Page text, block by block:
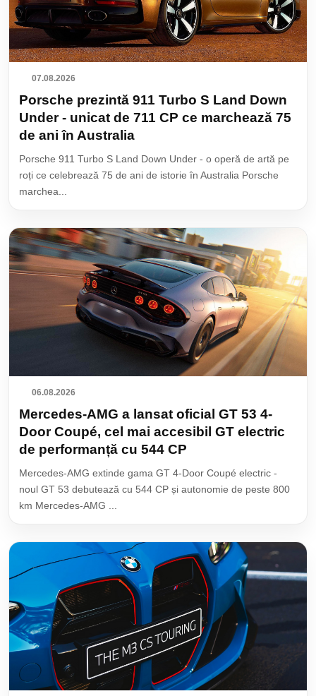
07.08.2026
Porsche prezintă 911 Turbo S Land Down
Under - unicat de 711 CP ce marchează 75
de ani în Australia
Porsche 911 Turbo S Land Down Under - o operă de artă pe
roți ce celebrează 75 de ani de istorie în Australia Porsche
marchea...
06.08.2026
Mercedes-AMG a lansat oficial GT 53 4-
Door Coupé, cel mai accesibil GT electric
de performanță cu 544 CP
Mercedes-AMG extinde gama GT 4-Door Coupé electric -
noul GT 53 debutează cu 544 CP și autonomie de peste 800
km Mercedes-AMG ...